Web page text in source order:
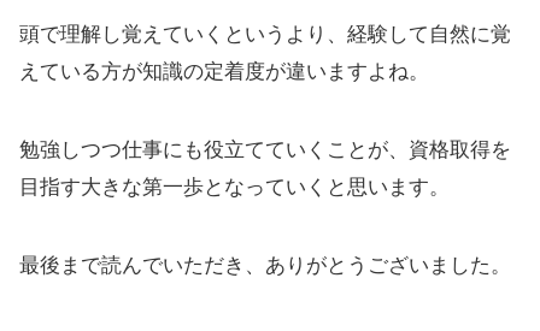
頭で理解し覚えていくというより、経験して自然に覚
えている方が知識の定着度が違いますよね。
勉強しつつ仕事にも役立てていくことが、資格取得を
目指す大きな第一歩となっていくと思います。
最後まで読んでいただき、ありがとうございました。